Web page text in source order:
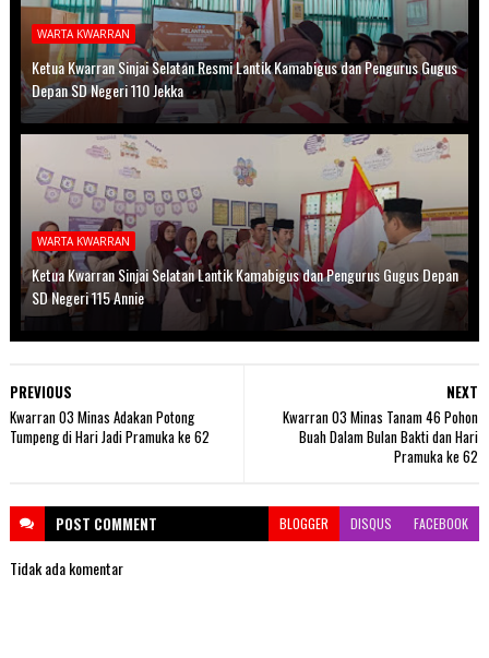
WARTA KWARRAN
Ketua Kwarran Sinjai Selatan Resmi Lantik Kamabigus dan Pengurus Gugus
Depan SD Negeri 110 Jekka
WARTA KWARRAN
Ketua Kwarran Sinjai Selatan Lantik Kamabigus dan Pengurus Gugus Depan
SD Negeri 115 Annie
NEXT
Kwarran 03 Minas Tanam 46 Pohon
Buah Dalam Bulan Bakti dan Hari
Pramuka ke 62
PREVIOUS
Kwarran 03 Minas Adakan Potong
Tumpeng di Hari Jadi Pramuka ke 62
POST COMMENT BLOGGER DISQUS FACEBOOK
Tidak ada komentar